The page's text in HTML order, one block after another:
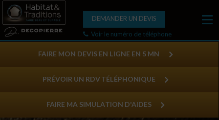
DEMANDER UN DEVIS
Voir le numéro de téléphone
FAIRE MON DEVIS EN LIGNE EN 5 MN
PRÉVOIR UN RDV TÉLÉPHONIQUE
FAIRE MA SIMULATION D'AIDES